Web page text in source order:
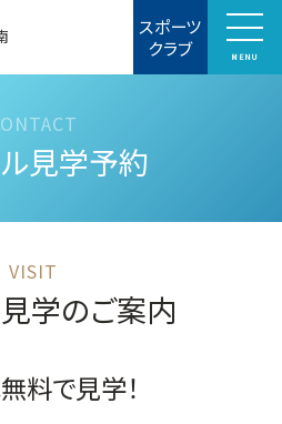
スポーツ
クラブ MENU
見学予約
学のご案内
料で見学！